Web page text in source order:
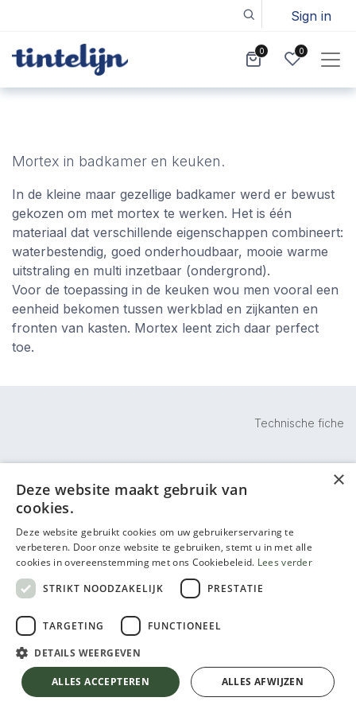
Sign in
0 0
Mortex in badkamer en keuken.
In de kleine maar gezellige badkamer werd er bewust
gekozen om met mortex te werken. Het is één
materiaal dat verschillende eigenschappen combineert:
waterbestendig, goed onderhoudbaar, mooie warme
uitstraling en multi inzetbaar (ondergrond).
Voor de toepassing in de keuken wou men vooral een
eenheid bekomen tussen werkblad en zijkanten en
fronten van kasten. Mortex leent zich daar perfect
toe.
Technische fiche
Kleur mortex in de keuken + haard: GL 502
Kleur badkamer en het toilet: GL032
×
Deze website maakt gebruik van
cookies.
Deze website gebruikt cookies om uw gebruikerservaring te
verbeteren. Door onze website te gebruiken, stemt u in met alle
cookies in overeenstemming met ons Cookiebeleid. Lees verder
STRIKT NOODZAKELIJK
PRESTATIE
TARGETING FUNCTIONEEL
DETAILS WEERGEVEN
ALLES ACCEPTEREN ALLES AFWIJZEN